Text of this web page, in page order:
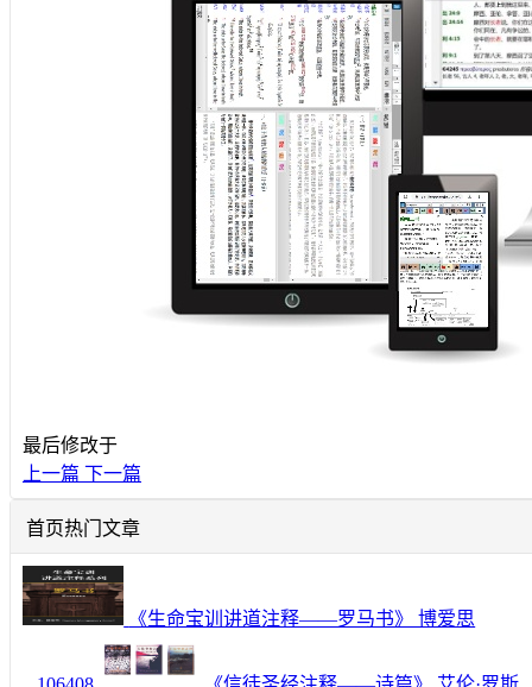
最后修改于
上一篇 下一篇
首页热门文章
《生命宝训讲道注释——罗马书》 博爱思